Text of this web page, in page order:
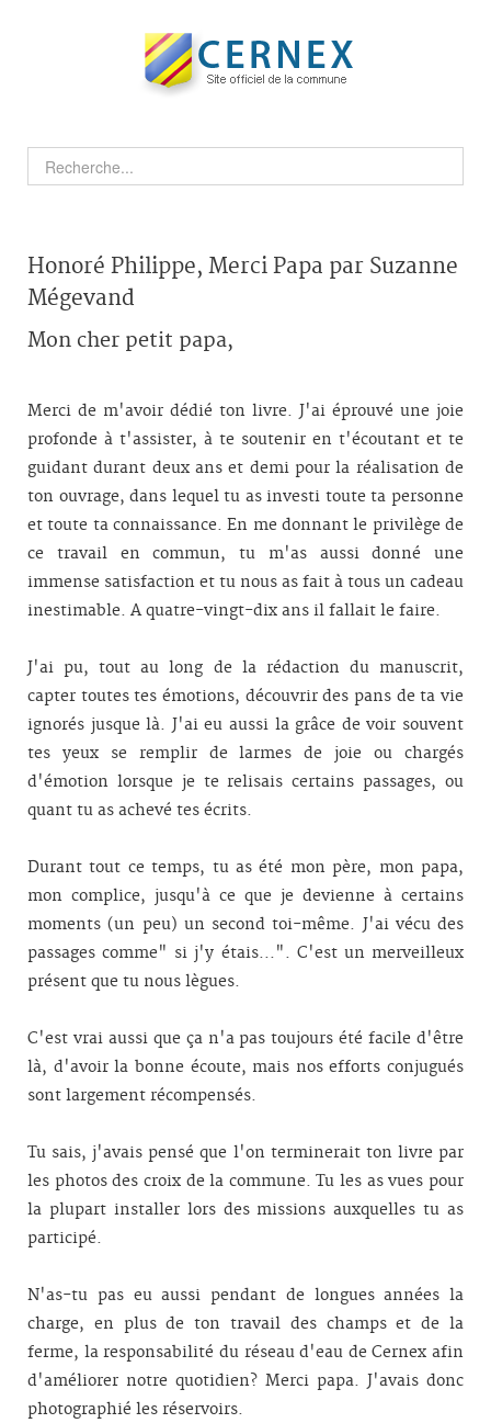
Honoré Philippe, Merci Papa par Suzanne
Mégevand
Mon cher petit papa,
Merci de m'avoir dédié ton livre. J'ai éprouvé une joie
profonde à t'assister, à te soutenir en t'écoutant et te
guidant durant deux ans et demi pour la réalisation de
ton ouvrage, dans lequel tu as investi toute ta personne
et toute ta connaissance. En me donnant le privilège de
ce travail en commun, tu m'as aussi donné une
immense satisfaction et tu nous as fait à tous un cadeau
inestimable. A quatre-vingt-dix ans il fallait le faire.
J'ai pu, tout au long de la rédaction du manuscrit,
capter toutes tes émotions, découvrir des pans de ta vie
ignorés jusque là. J'ai eu aussi la grâce de voir souvent
tes yeux se remplir de larmes de joie ou chargés
d'émotion lorsque je te relisais certains passages, ou
quant tu as achevé tes écrits.
Durant tout ce temps, tu as été mon père, mon papa,
mon complice, jusqu'à ce que je devienne à certains
moments (un peu) un second toi-même. J'ai vécu des
passages comme" si j'y étais...". C'est un merveilleux
présent que tu nous lègues.
C'est vrai aussi que ça n'a pas toujours été facile d'être
là, d'avoir la bonne écoute, mais nos efforts conjugués
sont largement récompensés.
Tu sais, j'avais pensé que l'on terminerait ton livre par
les photos des croix de la commune. Tu les as vues pour
la plupart installer lors des missions auxquelles tu as
participé.
N'as-tu pas eu aussi pendant de longues années la
charge, en plus de ton travail des champs et de la
ferme, la responsabilité du réseau d'eau de Cernex afin
d'améliorer notre quotidien? Merci papa. J'avais donc
photographié les réservoirs.